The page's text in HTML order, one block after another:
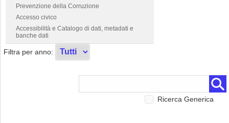
Prevenzione della Corruzione
Accesso civico
Accessibilità e Catalogo di dati, metadati e
banche dati
Filtra per anno:
Ricerca Generica